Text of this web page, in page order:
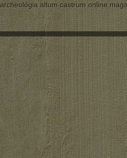
archeológia altum castrum online